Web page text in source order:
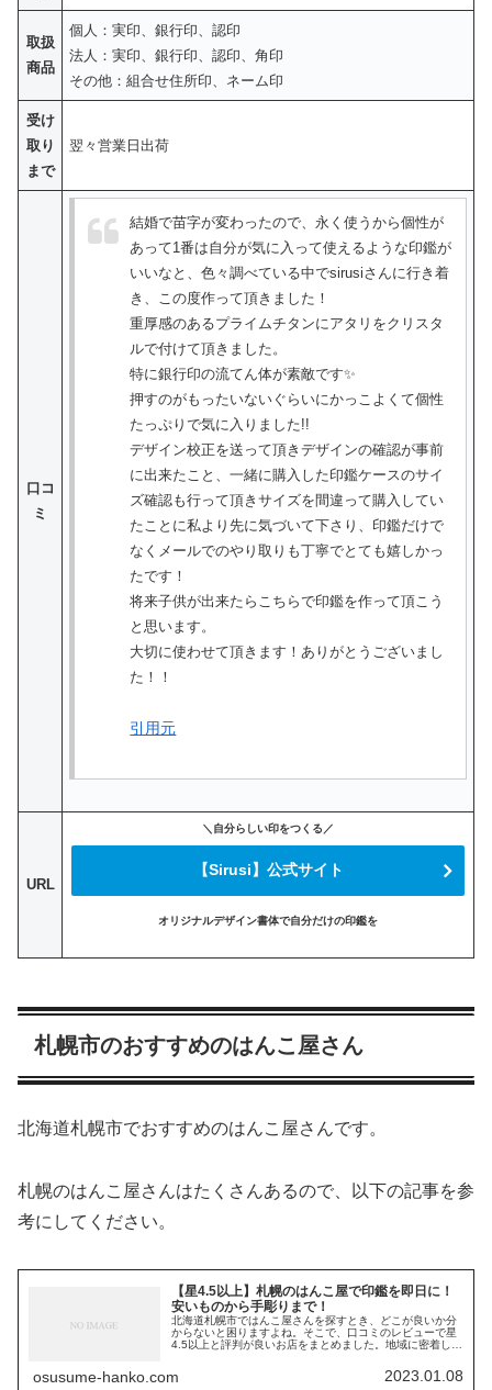
取扱
商品
個人：実印、銀行印、認印
法人：実印、銀行印、認印、角印
その他：組合せ住所印、ネーム印
受け
取り
まで
翌々営業日出荷
口コ
ミ
結婚で苗字が変わったので、永く使うから個性が
あって1番は自分が気に入って使えるような印鑑が
いいなと、色々調べている中でsirusiさんに行き着
き、この度作って頂きました！
重厚感のあるプライムチタンにアタリをクリスタ
ルで付けて頂きました。
特に銀行印の流てん体が素敵です✨
押すのがもったいないぐらいにかっこよくて個性
たっぷりで気に入りました!!
デザイン校正を送って頂きデザインの確認が事前
に出来たこと、一緒に購入した印鑑ケースのサイ
ズ確認も行って頂きサイズを間違って購入してい
たことに私より先に気づいて下さり、印鑑だけで
なくメールでのやり取りも丁寧でとても嬉しかっ
たです！
将来子供が出来たらこちらで印鑑を作って頂こう
と思います。
大切に使わせて頂きます！ありがとうございまし
た！！
引用元
URL
＼自分らしい印をつくる／
【Sirusi】公式サイト
オリジナルデザイン書体で自分だけの印鑑を
札幌市のおすすめのはんこ屋さん
北海道札幌市でおすすめのはんこ屋さんです。
札幌のはんこ屋さんはたくさんあるので、以下の記事を参
考にしてください。
【星4.5以上】札幌のはんこ屋で印鑑を即日に！
安いものから手彫りまで！
北海道札幌市ではんこ屋さんを探すとき、どこが良いか分
からないと困りますよね。そこで、口コミのレビューで星
4.5以上と評判が良いお店をまとめました。地域に密着した
osusume-hanko.com 2023.01.08